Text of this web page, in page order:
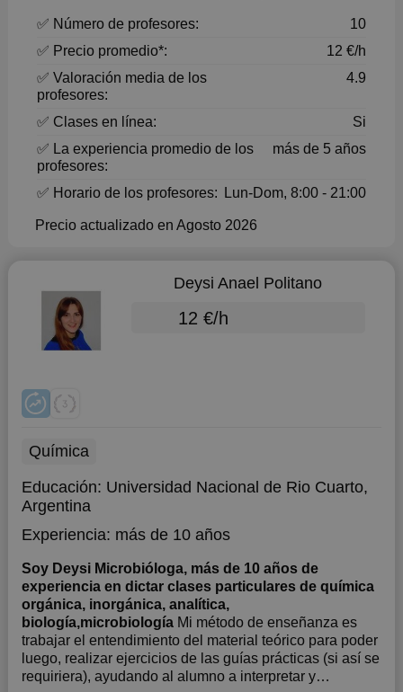
✅ Número de profesores:
10
✅ Precio promedio*:
12 €/h
✅ Valoración media de los
profesores:
4.9
✅ Clases en línea:
Si
✅ La experiencia promedio de los
profesores:
más de 5 años
✅ Horario de los profesores: Lun-Dom, 8:00 - 21:00
Precio actualizado en Agosto 2026
Deysi Anael Politano
12 €/h
Química
Educación: Universidad Nacional de Rio Cuarto,
Argentina
Experiencia: más de 10 años
Soy Deysi Microbióloga, más de 10 años de
experiencia en dictar clases particulares de química
orgánica, inorgánica, analítica,
biología,microbiología Mi método de enseñanza es
trabajar el entendimiento del material teórico para poder
luego, realizar ejercicios de las guías prácticas (si así se
requiriera), ayudando al alumno a interpretar y